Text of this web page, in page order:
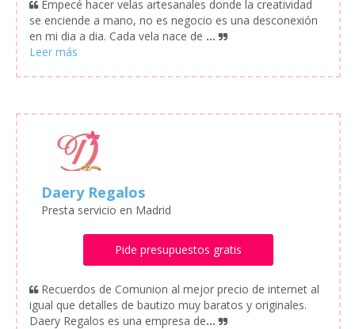
Empecé hacer velas artesanales donde la creatividad
se enciende a mano, no es negocio es una desconexión
en mi dia a dia. Cada vela nace de ...
Daery Regalos
Presta servicio en Madrid
Pide presupuestos gratis
Recuerdos de Comunion al mejor precio de internet al
igual que detalles de bautizo muy baratos y originales.
Daery Regalos es una empresa de...